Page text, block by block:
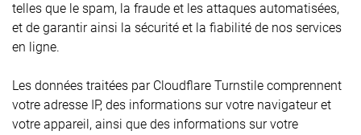
telles que le spam, la fraude et les attaques automatisées,
et de garantir ainsi la sécurité et la fiabilité de nos services
en ligne.
Les données traitées par Cloudflare Turnstile comprennent
votre adresse IP, des informations sur votre navigateur et
votre appareil, ainsi que des informations sur votre